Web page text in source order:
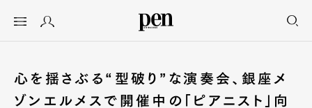
心を揺さぶる“型破り”な演奏会、銀座メ
ゾンエルメスで開催中の「ピアニスト」向